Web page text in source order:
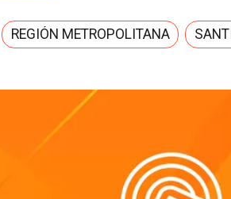
REGIÓN METROPOLITANA